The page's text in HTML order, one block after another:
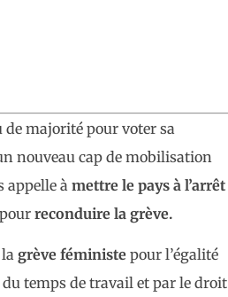
de majorité pour voter sa
nouveau cap de mobilisation
appelle à mettre le pays à l’arrêt
reconduire la grève.
grève féministepour l’égalité
temps de travail et par le droit